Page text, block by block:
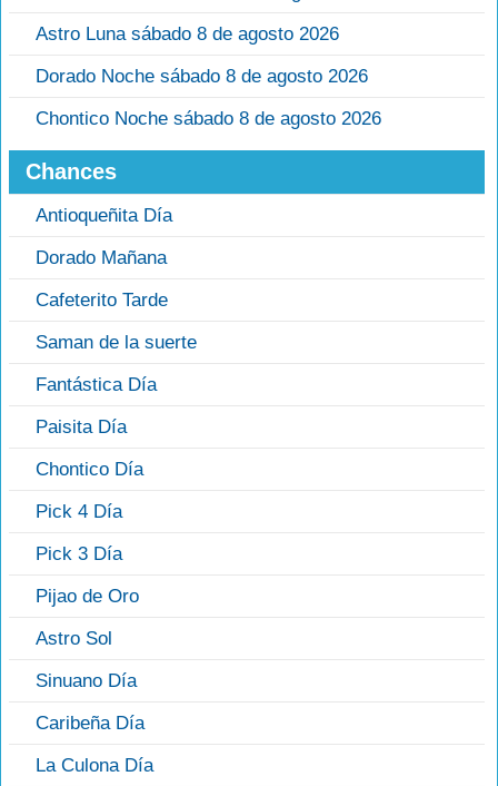
Astro Luna sábado 8 de agosto 2026
Dorado Noche sábado 8 de agosto 2026
Chontico Noche sábado 8 de agosto 2026
Chances
Antioqueñita Día
Dorado Mañana
Cafeterito Tarde
Saman de la suerte
Fantástica Día
Paisita Día
Chontico Día
Pick 4 Día
Pick 3 Día
Pijao de Oro
Astro Sol
Sinuano Día
Caribeña Día
La Culona Día